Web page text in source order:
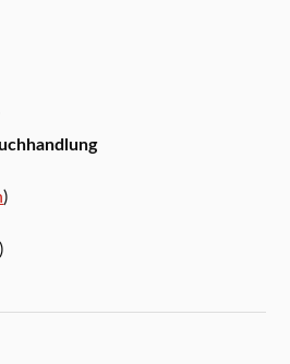
)
)